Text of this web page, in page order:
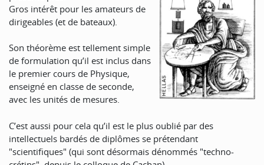
Gros intérêt pour les amateurs de
dirigeables (et de bateaux).
Son théorème est tellement simple
de formulation qu’il est inclus dans
le premier cours de Physique,
enseigné en classe de seconde,
avec les unités de mesures.
C’est aussi pour cela qu’il est le plus oublié par des
intellectuels bardés de diplômes se prétendant
"scientifiques" (qui sont désormais dénommés "techno-